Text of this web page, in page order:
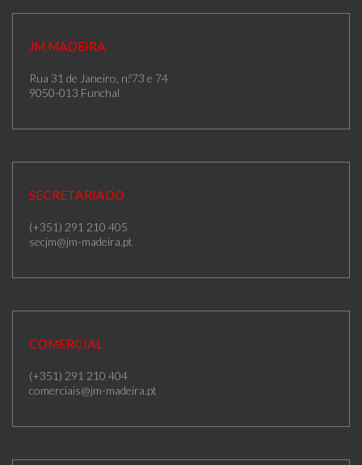
JM MADEIRA
Rua 31 de Janeiro, n.º73 e 74
9050-013 Funchal
SECRETARIADO
(+351) 291 210 405
secjm@jm-madeira.pt
COMERCIAL
(+351) 291 210 404
comerciais@jm-madeira.pt